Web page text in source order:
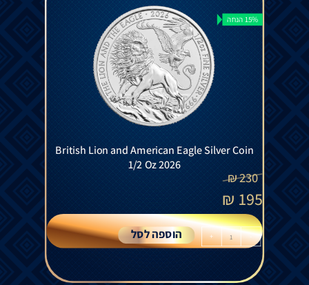
15% הנחה
British Lion and American Eagle Silver Coin
1/2 Oz 2026
230
₪
195
₪
-
+ הוספה לסל